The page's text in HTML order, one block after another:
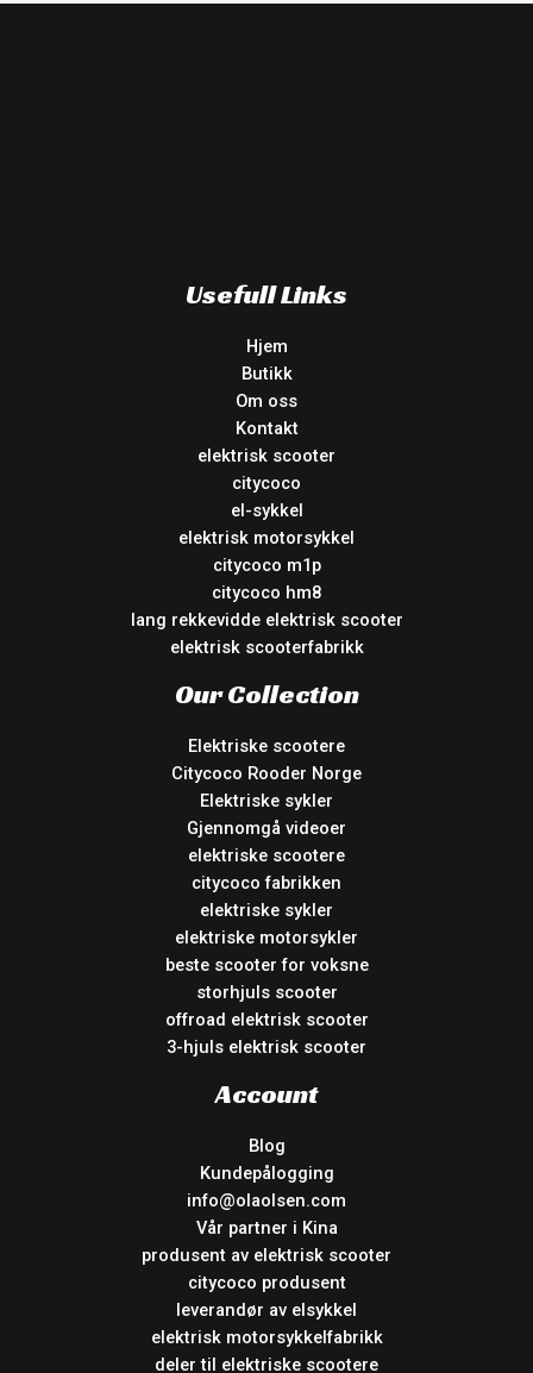
Usefull Links
Hjem
Butikk
Om oss
Kontakt
elektrisk scooter
citycoco
el-sykkel
elektrisk motorsykkel
citycoco m1p
citycoco hm8
lang rekkevidde elektrisk scooter
elektrisk scooterfabrikk
Our Collection
Elektriske scootere
Citycoco Rooder Norge
Elektriske sykler
Gjennomgå videoer
elektriske scootere
citycoco fabrikken
elektriske sykler
elektriske motorsykler
beste scooter for voksne
storhjuls scooter
offroad elektrisk scooter
3-hjuls elektrisk scooter
Account
Blog
Kundepålogging
info@olaolsen.com
Vår partner i Kina
produsent av elektrisk scooter
citycoco produsent
leverandør av elsykkel
elektrisk motorsykkelfabrikk
deler til elektriske scootere